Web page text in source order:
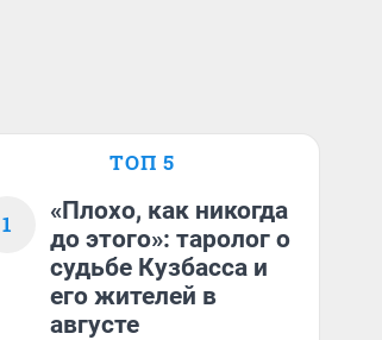
ТОП 5
1
«Плохо, как никогда
до этого»: таролог о
судьбе Кузбасса и
его жителей в
августе